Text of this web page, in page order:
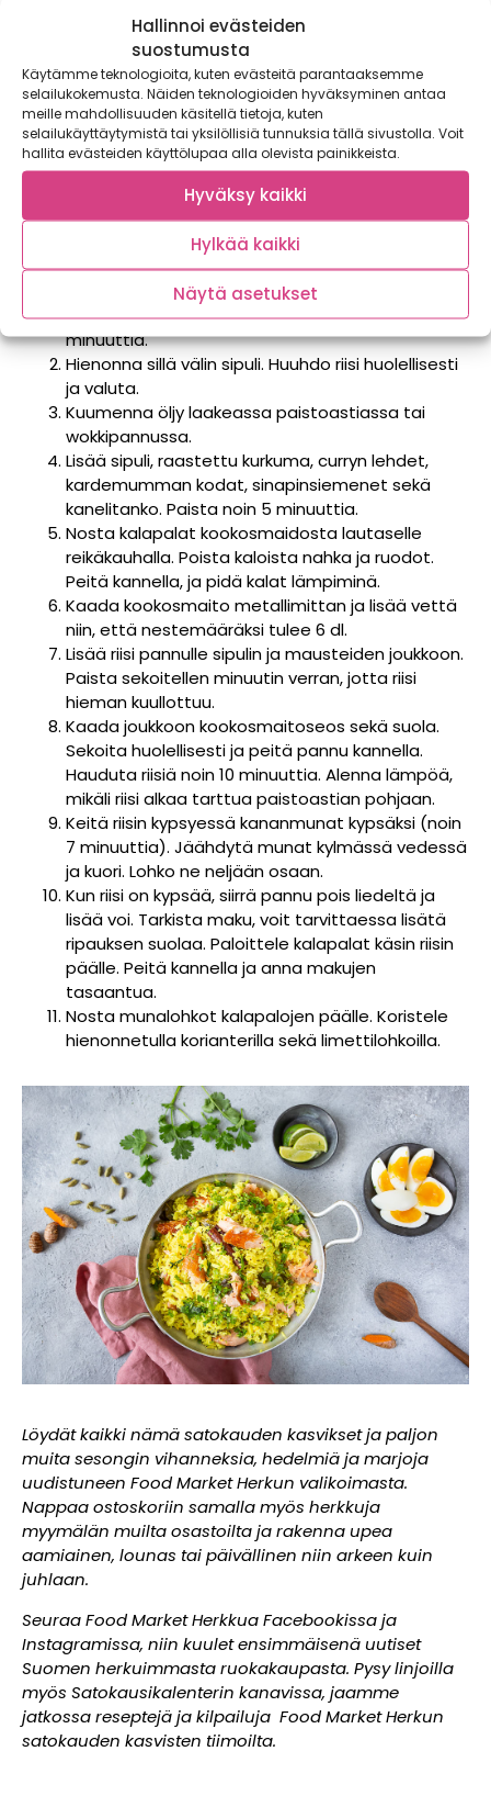
Hallinnoi evästeiden
suostumusta
Käytämme teknologioita, kuten evästeitä parantaaksemme
selailukokemusta. Näiden teknologioiden hyväksyminen antaa
meille mahdollisuuden käsitellä tietoja, kuten
selailukäyttäytymistä tai yksilöllisiä tunnuksia tällä sivustolla. Voit
hallita evästeiden käyttölupaa alla olevista painikkeista.
Hyväksy kaikki
Hylkää kaikki
Näytä asetukset
1 tl suolaa
4 kananmunaa
50 g voita
Koristeluun:
1 ruukku tuoretta korianteria
Laita savukala yhdessä chilien kanssa kattilaan
tai kasariin. Lisää kookosmaito ja kuumenna
kiehuvaksi. Alenna lämpö ja hauduta kannen alla
muutama minuutti. Siirrä kattila pois liedeltä ja
anna kalapalojen olla kattilassa vielä 10
minuuttia.
Hienonna sillä välin sipuli. Huuhdo riisi huolellisesti
ja valuta.
Kuumenna öljy laakeassa paistoastiassa tai
wokkipannussa.
Lisää sipuli, raastettu kurkuma, curryn lehdet,
kardemumman kodat, sinapinsiemenet sekä
kanelitanko. Paista noin 5 minuuttia.
Nosta kalapalat kookosmaidosta lautaselle
reikäkauhalla. Poista kaloista nahka ja ruodot.
Peitä kannella, ja pidä kalat lämpiminä.
Kaada kookosmaito metallimittan ja lisää vettä
niin, että nestemääräksi tulee 6 dl.
Lisää riisi pannulle sipulin ja mausteiden joukkoon.
Paista sekoitellen minuutin verran, jotta riisi
hieman kuullottuu.
Kaada joukkoon kookosmaitoseos sekä suola.
Sekoita huolellisesti ja peitä pannu kannella.
Hauduta riisiä noin 10 minuuttia. Alenna lämpöä,
mikäli riisi alkaa tarttua paistoastian pohjaan.
Keitä riisin kypsyessä kananmunat kypsäksi (noin
7 minuuttia). Jäähdytä munat kylmässä vedessä
ja kuori. Lohko ne neljään osaan.
Kun riisi on kypsää, siirrä pannu pois liedeltä ja
lisää voi. Tarkista maku, voit tarvittaessa lisätä
ripauksen suolaa. Paloittele kalapalat käsin riisin
päälle. Peitä kannella ja anna makujen
tasaantua.
Nosta munalohkot kalapalojen päälle. Koristele
hienonnetulla korianterilla sekä limettilohkoilla.
Löydät kaikki nämä satokauden kasvikset ja paljon
muita sesongin vihanneksia, hedelmiä ja marjoja
uudistuneen Food Market Herkun valikoimasta.
Nappaa ostoskoriin samalla myös herkkuja
myymälän muilta osastoilta ja rakenna upea
aamiainen, lounas tai päivällinen niin arkeen kuin
juhlaan.
Seuraa Food Market Herkkua Facebookissa ja
Instagramissa, niin kuulet ensimmäisenä uutiset
Suomen herkuimmasta ruokakaupasta. Pysy linjoilla
myös Satokausikalenterin kanavissa, jaamme
jatkossa reseptejä ja kilpailuja Food Market Herkun
satokauden kasvisten tiimoilta.